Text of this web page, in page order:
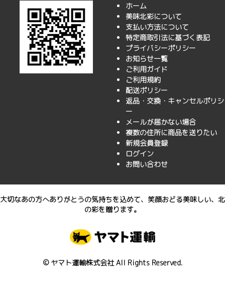
ホーム
美味北彩について
支払い方法について
特定商取引法に基づく表記
プライバシーポリシー
お知らせ一覧
ご利用ガイド
ご利用規約
配送ポリシー
返品・交換・キャンセルポリシ
ー
メールが届かない場合
複数の住所に商品を送りたい
新規会員登録
ログイン
お問い合わせ
大切なあの方へありがとうの気持ちを込めて、笑顔おどる美味しい、北
の彩を贈ります。
© ヤマト運輸株式会社 All Rights Reserved.